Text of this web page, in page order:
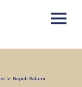
Menü
> Napoli Salami